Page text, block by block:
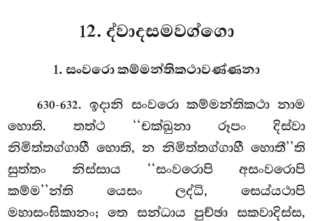
12. ද්වාදසමවග්ගො
1. සංවරො කම්මන්තිකථාවණ්ණනා
630-632. ඉදානි සංවරො කම්මන්තිකථා නාම
හොති. තත්ථ ‘‘චක්ඛුනා රූපං දිස්වා
නිමිත්තග්ගාහීහොති, න නිමිත්තග්ගාහී හොතී’’ති
සුත්තං නිස්සාය ‘‘සංවරොපි අසංවරොපි
කම්ම’’න්ති යෙසං ලද්ධි, සෙය්යථාපි
මහාසංඝිකානං; තෙ සන්ධාය පුච්ඡා සකවාදිස්ස,